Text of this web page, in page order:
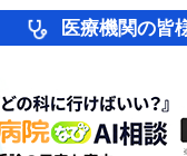
医療機関の皆